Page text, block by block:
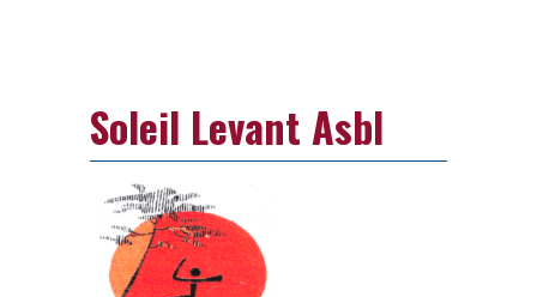
Soleil Levant Asbl